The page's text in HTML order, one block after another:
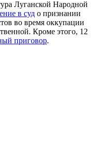
Луганской Народной
в суд о признании
во время оккупации
Кроме этого, 12
приговор.